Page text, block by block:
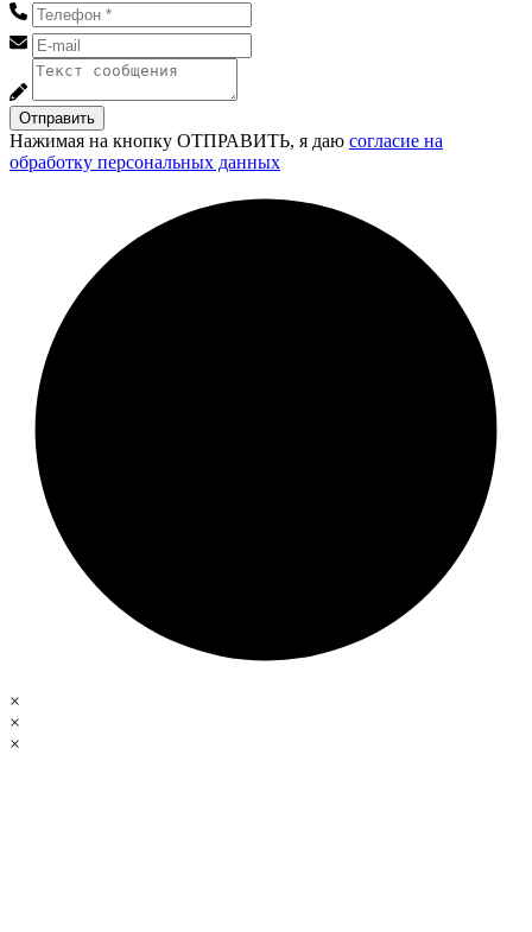
Отправить
Нажимая на кнопку ОТПРАВИТЬ, я даю согласие на
обработку персональных данных
×
×
×